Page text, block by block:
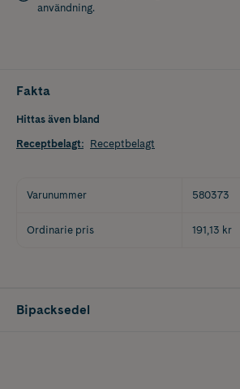
användning.
Fakta
Hittas även bland
Receptbelagt: Receptbelagt
Varunummer 580373
Ordinarie pris 191,13 kr
Bipacksedel